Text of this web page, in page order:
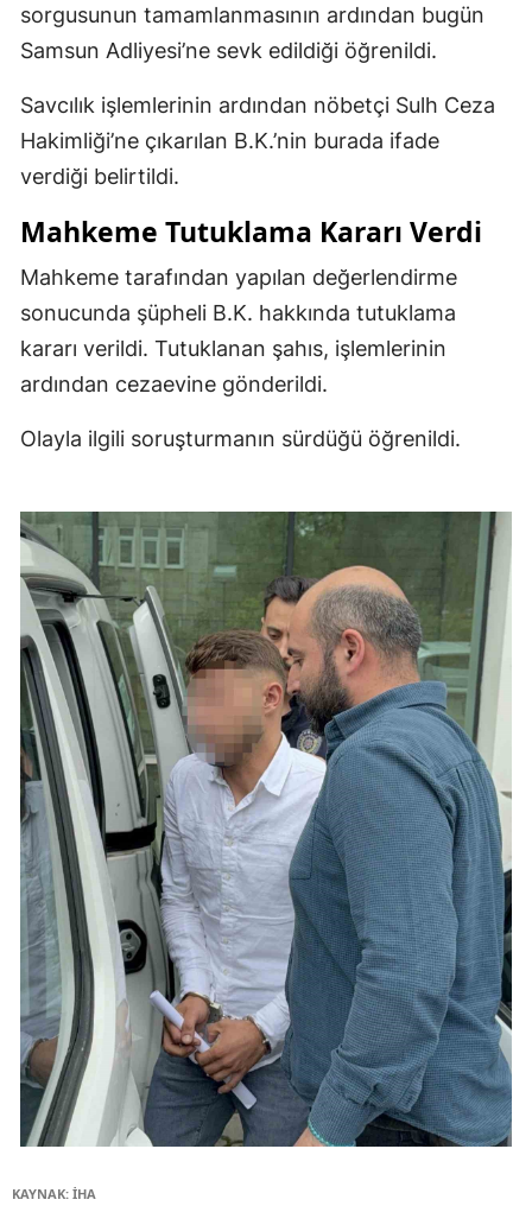
sorgusunun tamamlanmasının ardından bugün
Samsun Adliyesi’ne sevk edildiği öğrenildi.
Savcılık işlemlerinin ardından nöbetçi Sulh Ceza
Hakimliği’ne çıkarılan B.K.’nin burada ifade
verdiği belirtildi.
Mahkeme Tutuklama Kararı Verdi
Mahkeme tarafından yapılan değerlendirme
sonucunda şüpheli B.K. hakkında tutuklama
kararı verildi. Tutuklanan şahıs, işlemlerinin
ardından cezaevine gönderildi.
Olayla ilgili soruşturmanın sürdüğü öğrenildi.
KAYNAK: İHA